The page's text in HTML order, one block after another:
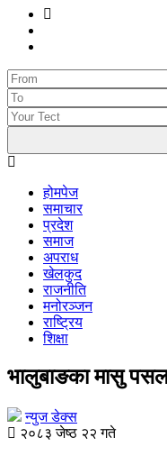
होमपेज
समाचार
प्रदेश
समाज
अपराध
खेलकुद
राजनीति
मनोरञ्जन
राष्ट्रिय
शिक्षा
भालुबाङका मासु
न्युज डेक्स
२०८३ जेष्ठ २२ गते